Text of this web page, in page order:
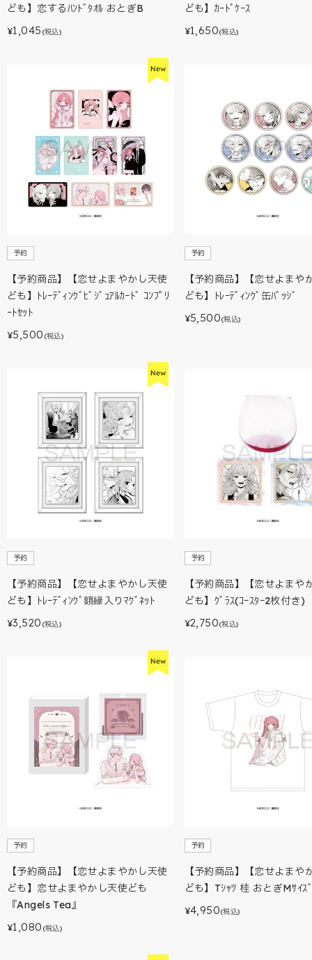
ども】恋するﾊﾝﾄﾞﾀｵﾙ おとぎB
¥1,045 (税込)
ども】ｶｰﾄﾞｹｰｽ
¥1,650(税込)
予約
【予約商品】【恋せよまやかし天使
ども】ﾄﾚｰﾃﾞｨﾝｸﾞﾋﾞｼﾞｭｱﾙｶｰﾄﾞ ｺﾝﾌﾟﾘ
ｰﾄｾｯﾄ
¥5,500 (税込)
予約
【予約商品】【恋せよまや
ども】ﾄﾚｰﾃﾞｨﾝｸﾞ缶ﾊﾞｯｼﾞ
¥5,500(税込)
予約
【予約商品】【恋せよまやかし天使
ども】ﾄﾚｰﾃﾞｨﾝｸﾞ額縁入りﾏｸﾞﾈｯﾄ
¥3,520 (税込)
予約
【予約商品】【恋せよまや
ども】ｸﾞﾗｽ(ｺｰｽﾀｰ2枚付き)
¥2,750(税込)
予約
【予約商品】【恋せよまやかし天使
ども】恋せよまやかし天使ども
『Angels Tea』
¥1,080 (税込)
予約
【予約商品】【恋せよまや
ども】Tｼｬﾂ 桂 おとぎMｻｲｽ
¥4,950(税込)